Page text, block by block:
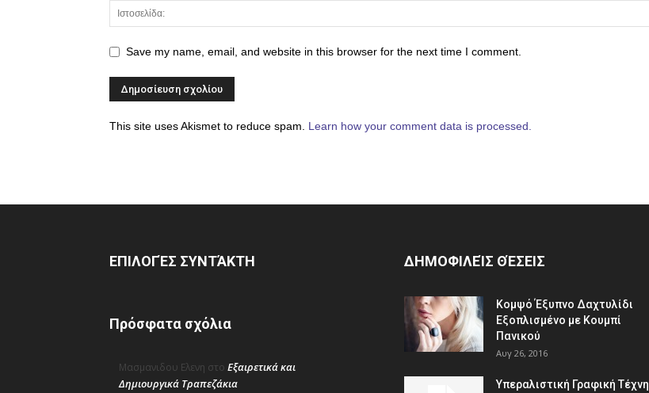
Save my name, email, and website in this browser for the next time I comment.
This site uses Akismet to reduce spam. Learn how your comment data is processed.
ΕΠΙΛΟΓΈΣ ΣΥΝΤΆΚΤΗ
Πρόσφατα σχόλια
Μασμανιδου Ελενη στο Εξαιρετικά και
Δημιουργικά Τραπεζάκια
ΔΗΜΟΦΙΛΕΊΣ ΘΈΣΕΙΣ
Κομψό Έξυπνο Δαχτυλίδι
Εξοπλισμένο με Κουμπί
Πανικού
Αυγ 26, 2016
Υπεραλιστική Γραφική Τέχνη